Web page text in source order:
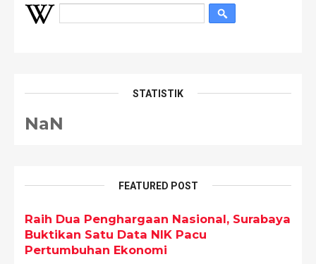
STATISTIK
NaN
FEATURED POST
Raih Dua Penghargaan Nasional, Surabaya
Buktikan Satu Data NIK Pacu
Pertumbuhan Ekonomi